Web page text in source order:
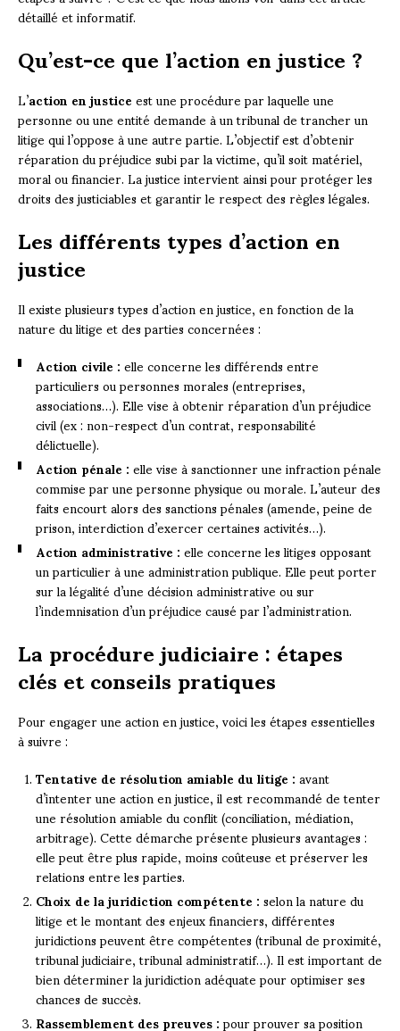
détaillé et informatif.
Qu’est-ce que l’action en justice ?
L’action en justiceest une procédure par laquelle une
personne ou une entité demande à un tribunal de trancher un
litige qui l’oppose à une autre partie. L’objectif est d’obtenir
réparation du préjudice subi par la victime, qu’il soit matériel,
moral ou financier. La justice intervient ainsi pour protéger les
droits des justiciables et garantir le respect des règles légales.
Les différents types d’action en
justice
Il existe plusieurs types d’action en justice, en fonction de la
nature du litige et des parties concernées :
Action civile :elle concerne les différends entre
particuliers ou personnes morales (entreprises,
associations…). Elle vise à obtenir réparation d’un préjudice
civil (ex : non-respect d’un contrat, responsabilité
délictuelle).
Action pénale :elle vise à sanctionner une infraction pénale
commise par une personne physique ou morale. L’auteur des
faits encourt alors des sanctions pénales (amende, peine de
prison, interdiction d’exercer certaines activités…).
Action administrative :elle concerne les litiges opposant
un particulier à une administration publique. Elle peut porter
sur la légalité d’une décision administrative ou sur
l’indemnisation d’un préjudice causé par l’administration.
La procédure judiciaire : étapes
clés et conseils pratiques
Pour engager une action en justice, voici les étapes essentielles
à suivre :
Tentative de résolution amiable du litige :avant
d’intenter une action en justice, il est recommandé de tenter
une résolution amiable du conflit (conciliation, médiation,
arbitrage). Cette démarche présente plusieurs avantages :
elle peut être plus rapide, moins coûteuse et préserver les
relations entre les parties.
Choix de la juridiction compétente :selon la nature du
litige et le montant des enjeux financiers, différentes
juridictions peuvent être compétentes (tribunal de proximité,
tribunal judiciaire, tribunal administratif…). Il est important de
bien déterminer la juridiction adéquate pour optimiser ses
chances de succès.
Rassemblement des preuves :pour prouver sa position